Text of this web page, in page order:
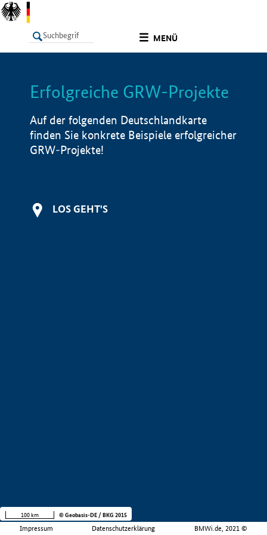
MENÜ
LISTE Info
Erfolgreiche GRW-Projekte
Auf der folgenden Deutschlandkarte
finden Sie konkrete Beispiele erfolgreicher
GRW-Projekte!
LOS GEHT'S
Impressum Datenschutzerklärung BMWi.de, 2021 ©
100 km © Geobasis-DE / BKG 2015